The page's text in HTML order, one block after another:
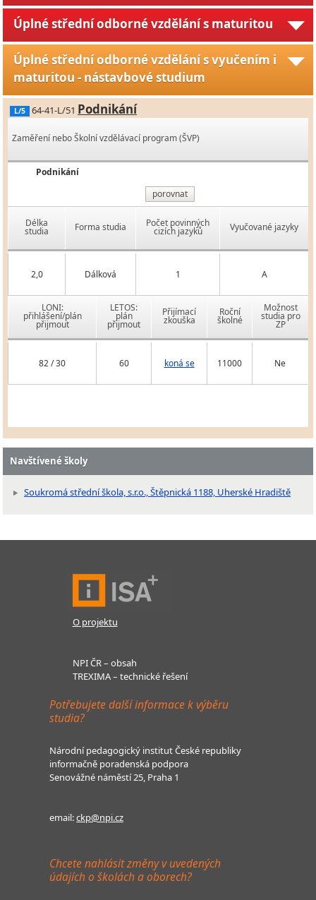
Úplné střední odborné vzdělání s maturitou
Úplné střední odborné vzdělání s vyučením i
maturitou - nástavbové studium
L/5 64-41-L/51 Podnikání
Zaměření nebo Školní vzdělávací program (ŠVP)
Podnikání
porovnat
Délka
studia Forma studia Počet povinných
cizích jazyků Vyučované jazyky
2,0 Dálková 1 A
LONI:
přihlášení/plán
přijmout
LETOS:
plán
přijmout
Přijímací
zkouška
Roční
školné
Možnost
studia pro
ZP
82 / 30 60 koná se 11000 Ne
Navštívené školy
Soukromá střední škola, s.r.o., Štěpnická 1188, Uherské Hradiště
O projektu
NPI ČR – obsah
TREXIMA – technické řešení
Potřebujete další informace k výběru
studia?
Národní pedagogický institut České republiky
informačně poradenská podpora
Senovážné náměstí 25, Praha 1
email:ckp@npi.cz
Chcete nahlásit změny v uvedených
údajích o školách a oborech?